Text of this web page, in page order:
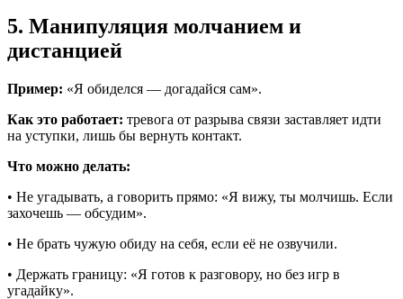
5. Манипуляция молчанием и
дистанцией
Пример: «Я обиделся — догадайся сам».
Как это работает: тревога от разрыва связи заставляет идти
на уступки, лишь бы вернуть контакт.
Что можно делать:
• Не угадывать, а говорить прямо: «Я вижу, ты молчишь. Если
захочешь — обсудим».
• Не брать чужую обиду на себя, если её не озвучили.
• Держать границу: «Я готов к разговору, но без игр в
угадайку».